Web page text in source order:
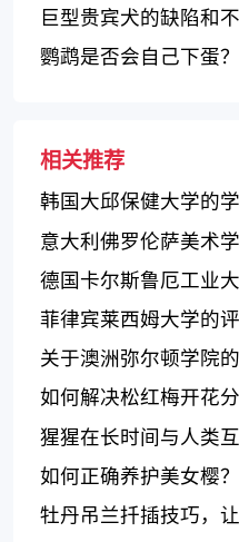
巨型贵宾犬的缺陷和
鹦鹉是否会自己下蛋？
相关推荐
韩国大邱保健大学的
意大利佛罗伦萨美术
界知名学府
德国卡尔斯鲁厄工业
大学
菲律宾莱西姆大学的评
关于澳洲弥尔顿学院
如何解决松红梅开花
猩猩在长时间与人类
如何正确养护美女樱？
牡丹吊兰扦插技巧，让